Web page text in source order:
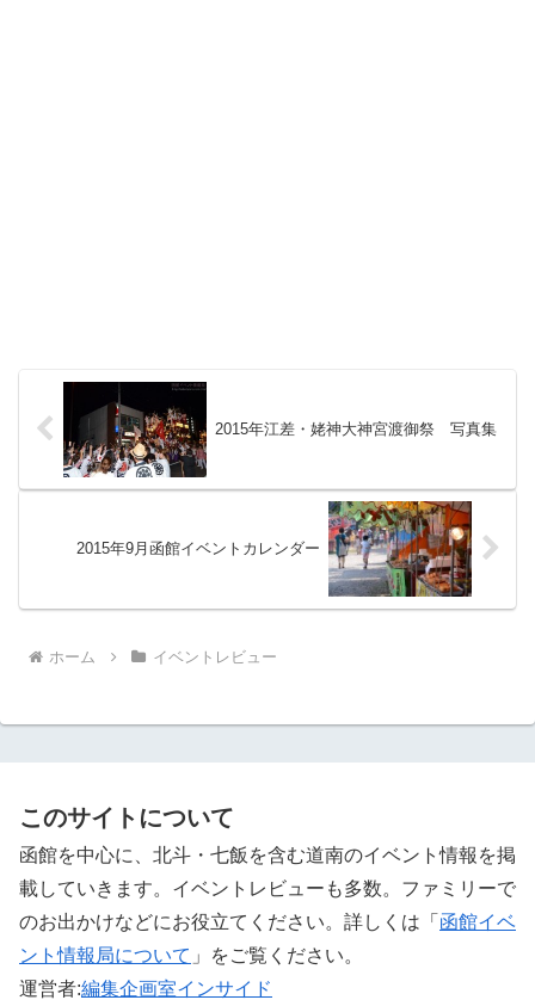
2015年江差・姥神大神宮渡御祭 写真集
2015年9月函館イベントカレンダー
ホーム イベントレビュー
このサイトについて
函館を中心に、北斗・七飯を含む道南のイベント情報を掲
載していきます。イベントレビューも多数。ファミリーで
のお出かけなどにお役立てください。詳しくは「 函館イベ
ント情報局について 」をご覧ください。 ‎
運営者:編集企画室インサイド